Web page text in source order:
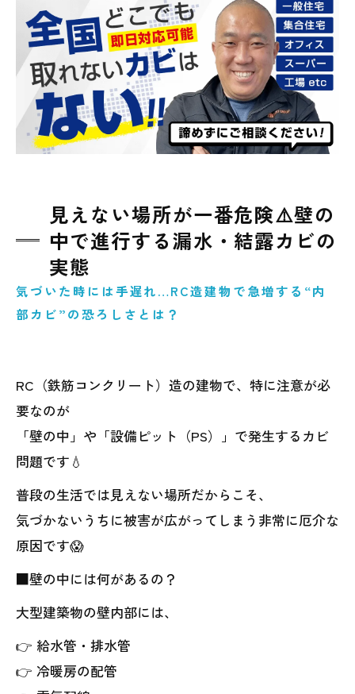
見えない場所が一番危険⚠️壁の
中で進行する漏水・結露カビの
実態
気づいた時には手遅れ…RC造建物で急増する“内
部カビ”の恐ろしさとは？
RC（鉄筋コンクリート）造の建物で、特に注意が必
要なのが
「壁の中」や「設備ピット（PS）」で発生するカビ
問題です💧
普段の生活では見えない場所だからこそ、
気づかないうちに被害が広がってしまう非常に厄介な
原因です😱
■壁の中には何があるの？
大型建築物の壁内部には、
👉 給水管・排水管
👉 冷暖房の配管